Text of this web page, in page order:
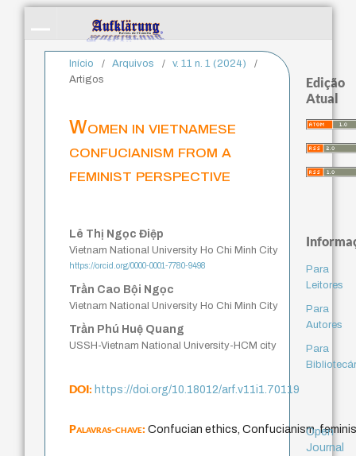
Início / Arquivos / v. 11 n. 1 (2024)
/
Artigos
Women in vietnamese
confucianism from a
feminist perspective
Lê Thị Ngọc Điệp
Vietnam National University Ho Chi Minh City
https://orcid.org/0000-0001-7780-9498
Trần Cao Bội Ngọc
Vietnam National University Ho Chi Minh City
Trần Phú Huệ Quang
USSH-Vietnam National University-HCM city
DOI:https://doi.org/10.18012/arf.v11i1.70119
Palavras-chave:Confucian ethics, Confucianism,
Edição
Atual
Para
Leitores
Para
Autores
Para
Open
Journal